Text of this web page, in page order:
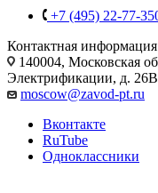
+7 (495) 22-77-
Контактная информация
140004, Московская
Электрификации, д. 26В
moscow@zavod-pt.ru
Вконтакте
RuTube
Одноклассники